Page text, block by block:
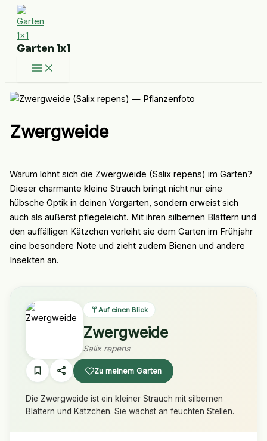
Zum
Inhalt
springen
Garten 1x1
Zwergweide
Warum lohnt sich die Zwergweide (Salix repens) im Garten?
Dieser charmante kleine Strauch bringt nicht nur eine
hübsche Optik in deinen Vorgarten, sondern erweist sich
auch als äußerst pflegeleicht. Mit ihren silbernen Blättern und
den auffälligen Kätzchen verleiht sie dem Garten im Frühjahr
eine besondere Note und zieht zudem Bienen und andere
Insekten an.
Auf einen Blick
Zwergweide
Salix repens
Zu meinem Garten
Die Zwergweide ist ein kleiner Strauch mit silbernen
Blättern und Kätzchen. Sie wächst an feuchten Stellen.